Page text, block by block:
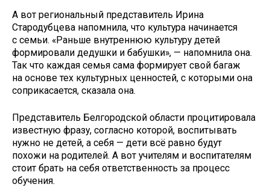
А вот региональный представитель Ирина
Стародубцева напомнила, что культура начинается
с семьи. «Раньше внутреннюю культуру детей
формировали дедушки и бабушки», — напомнила она.
Так что каждая семья сама формирует свой багаж
на основе тех культурных ценностей, с которыми она
соприкасается, сказала она.
Представитель Белгородской области процитировала
известную фразу, согласно которой, воспитывать
нужно не детей, а себя — дети всё равно будут
похожи на родителей. А вот учителям и воспитателям
стоит брать на себя ответственность за процесс
обучения.